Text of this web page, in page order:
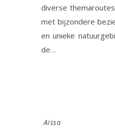
diverse
met bijzondere
en unieke
de…
Aissa